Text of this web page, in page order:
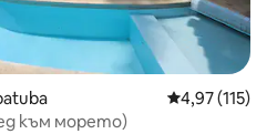
Средна
4,97 (115)
към морето)